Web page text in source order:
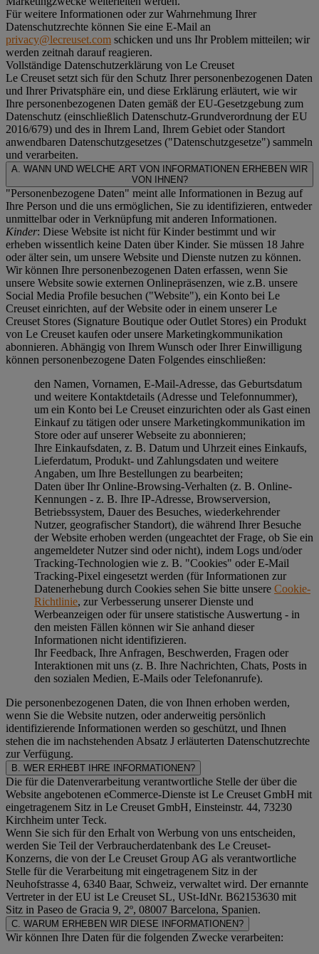
Für weitere Informationen oder zur Wahrnehmung Ihrer
Datenschutzrechte können Sie eine E-Mail an
privacy@lecreuset.com schicken und uns Ihr Problem mitteilen; wir
werden zeitnah darauf reagieren.
Vollständige Datenschutzerklärung von Le Creuset
Le Creuset setzt sich für den Schutz Ihrer personenbezogenen Daten
und Ihrer Privatsphäre ein, und diese Erklärung erläutert, wie wir
Ihre personenbezogenen Daten gemäß der EU-Gesetzgebung zum
Datenschutz (einschließlich Datenschutz-Grundverordnung der EU
2016/679) und des in Ihrem Land, Ihrem Gebiet oder Standort
anwendbaren Datenschutzgesetzes ("Datenschutzgesetze") sammeln
und verarbeiten.
A. WANN UND WELCHE ART VON INFORMATIONEN ERHEBEN WIR
VON IHNEN?
"Personenbezogene Daten" meint alle Informationen in Bezug auf
Ihre Person und die uns ermöglichen, Sie zu identifizieren, entweder
unmittelbar oder in Verknüpfung mit anderen Informationen.
Kinder: Diese Website ist nicht für Kinder bestimmt und wir
erheben wissentlich keine Daten über Kinder. Sie müssen 18 Jahre
oder älter sein, um unsere Website und Dienste nutzen zu können.
Wir können Ihre personenbezogenen Daten erfassen, wenn Sie
unsere Website sowie externen Onlinepräsenzen, wie z.B. unsere
Social Media Profile besuchen ("Website"), ein Konto bei Le
Creuset einrichten, auf der Website oder in einem unserer Le
Creuset Stores (Signature Boutique oder Outlet Stores) ein Produkt
von Le Creuset kaufen oder unsere Marketingkommunikation
abonnieren. Abhängig von Ihrem Wunsch oder Ihrer Einwilligung
können personenbezogene Daten Folgendes einschließen:
den Namen, Vornamen, E-Mail-Adresse, das Geburtsdatum
und weitere Kontaktdetails (Adresse und Telefonnummer),
um ein Konto bei Le Creuset einzurichten oder als Gast einen
Einkauf zu tätigen oder unsere Marketingkommunikation im
Store oder auf unserer Webseite zu abonnieren;
Ihre Einkaufsdaten, z. B. Datum und Uhrzeit eines Einkaufs,
Lieferdatum, Produkt- und Zahlungsdaten und weitere
Angaben, um Ihre Bestellungen zu bearbeiten;
Daten über Ihr Online-Browsing-Verhalten (z. B. Online-
Kennungen - z. B. Ihre IP-Adresse, Browserversion,
Betriebssystem, Dauer des Besuches, wiederkehrender
Nutzer, geografischer Standort), die während Ihrer Besuche
der Website erhoben werden (ungeachtet der Frage, ob Sie ein
angemeldeter Nutzer sind oder nicht), indem Logs und/oder
Tracking-Technologien wie z. B. "Cookies" oder E-Mail
Tracking-Pixel eingesetzt werden (für Informationen zur
Datenerhebung durch Cookies sehen Sie bitte unsere Cookie-
Richtlinie, zur Verbesserung unserer Dienste und
Werbeanzeigen oder für unsere statistische Auswertung - in
den meisten Fällen können wir Sie anhand dieser
Informationen nicht identifizieren.
Ihr Feedback, Ihre Anfragen, Beschwerden, Fragen oder
Interaktionen mit uns (z. B. Ihre Nachrichten, Chats, Posts in
den sozialen Medien, E-Mails oder Telefonanrufe).
Die personenbezogenen Daten, die von Ihnen erhoben werden,
wenn Sie die Website nutzen, oder anderweitig persönlich
identifizierende Informationen werden so geschützt, und Ihnen
stehen die im nachstehenden Absatz J erläuterten Datenschutzrechte
zur Verfügung.
B. WER ERHEBT IHRE INFORMATIONEN?
Die für die Datenverarbeitung verantwortliche Stelle der über die
Website angebotenen eCommerce-Dienste ist Le Creuset GmbH mit
eingetragenem Sitz in Le Creuset GmbH, Einsteinstr. 44, 73230
Kirchheim unter Teck.
Wenn Sie sich für den Erhalt von Werbung von uns entscheiden,
werden Sie Teil der Verbraucherdatenbank des Le Creuset-
Konzerns, die von der Le Creuset Group AG als verantwortliche
Stelle für die Verarbeitung mit eingetragenem Sitz in der
Neuhofstrasse 4, 6340 Baar, Schweiz, verwaltet wird. Der ernannte
Vertreter in der EU ist Le Creuset SL, USt-IdNr. B62153630 mit
Sitz in Paseo de Gracia 9, 2º, 08007 Barcelona, Spanien.
C. WARUM ERHEBEN WIR DIESE INFORMATIONEN?
Wir können Ihre Daten für die folgenden Zwecke verarbeiten: